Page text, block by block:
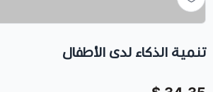
تنمية الذكاء لدى الأطفال